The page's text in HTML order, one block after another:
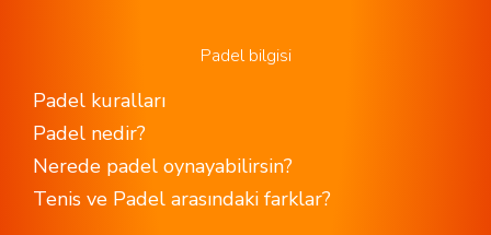
Padel bilgisi
Padel kuralları
Padel nedir?
Nerede padel oynayabilirsin?
Tenis ve Padel arasındaki farklar?